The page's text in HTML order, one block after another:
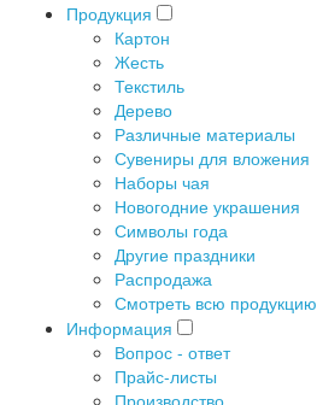
Продукция
Картон
Жесть
Текстиль
Дерево
Различные материалы
Сувениры для вложения
Наборы чая
Новогодние украшения
Символы года
Другие праздники
Распродажа
Смотреть всю продукцию
Информация
Вопрос - ответ
Прайс-листы
Производство